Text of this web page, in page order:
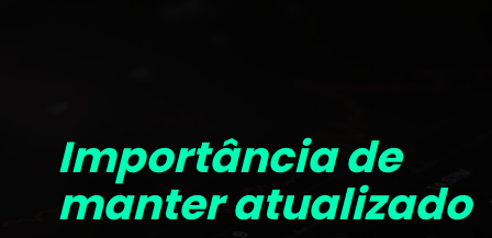
Importância de
manter atualizado